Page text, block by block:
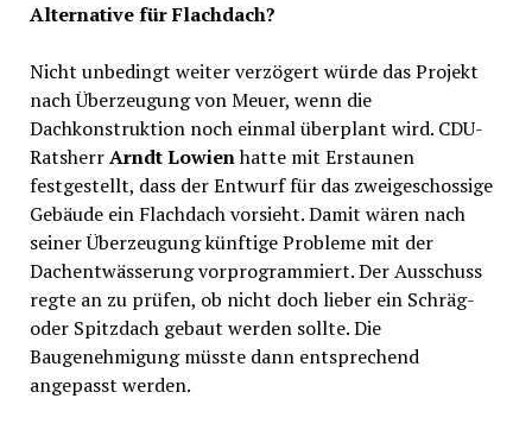
Alternative für Flachdach?
Nicht unbedingt weiter verzögert würde das Projekt
nach Überzeugung von Meuer, wenn die
Dachkonstruktion noch einmal überplant wird. CDU-
RatsherrArndt Lowienhatte mit Erstaunen
festgestellt, dass der Entwurf für das zweigeschossige
Gebäude ein Flachdach vorsieht. Damit wären nach
seiner Überzeugung künftige Probleme mit der
Dachentwässerung vorprogrammiert. Der Ausschuss
regte an zu prüfen, ob nicht doch lieber ein Schräg-
oder Spitzdach gebaut werden sollte. Die
Baugenehmigung müsste dann entsprechend
angepasst werden.